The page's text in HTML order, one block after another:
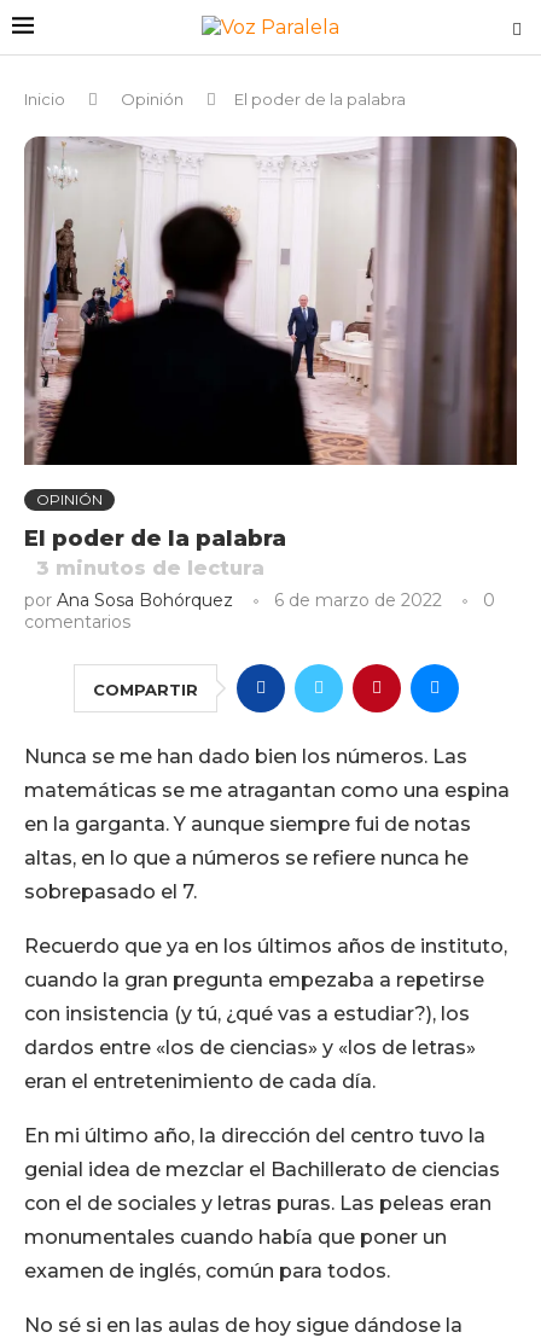
Inicio Opinión El poder de la palabra
OPINIÓN
El poder de la palabra
3 minutos de lectura
por Ana Sosa Bohórquez 6 de marzo de 2022
0
comentarios
COMPARTIR
Nunca se me han dado bien los números. Las
matemáticas se me atragantan como una espina
en la garganta. Y aunque siempre fui de notas
altas, en lo que a números se refiere nunca he
sobrepasado el 7.
Recuerdo que ya en los últimos años de instituto,
cuando la gran pregunta empezaba a repetirse
con insistencia (y tú, ¿qué vas a estudiar?), los
dardos entre «los de ciencias» y «los de letras»
eran el entretenimiento de cada día.
En mi último año, la dirección del centro tuvo la
genial idea de mezclar el Bachillerato de ciencias
con el de sociales y letras puras. Las peleas eran
monumentales cuando había que poner un
examen de inglés, común para todos.
No sé si en las aulas de hoy sigue dándose la